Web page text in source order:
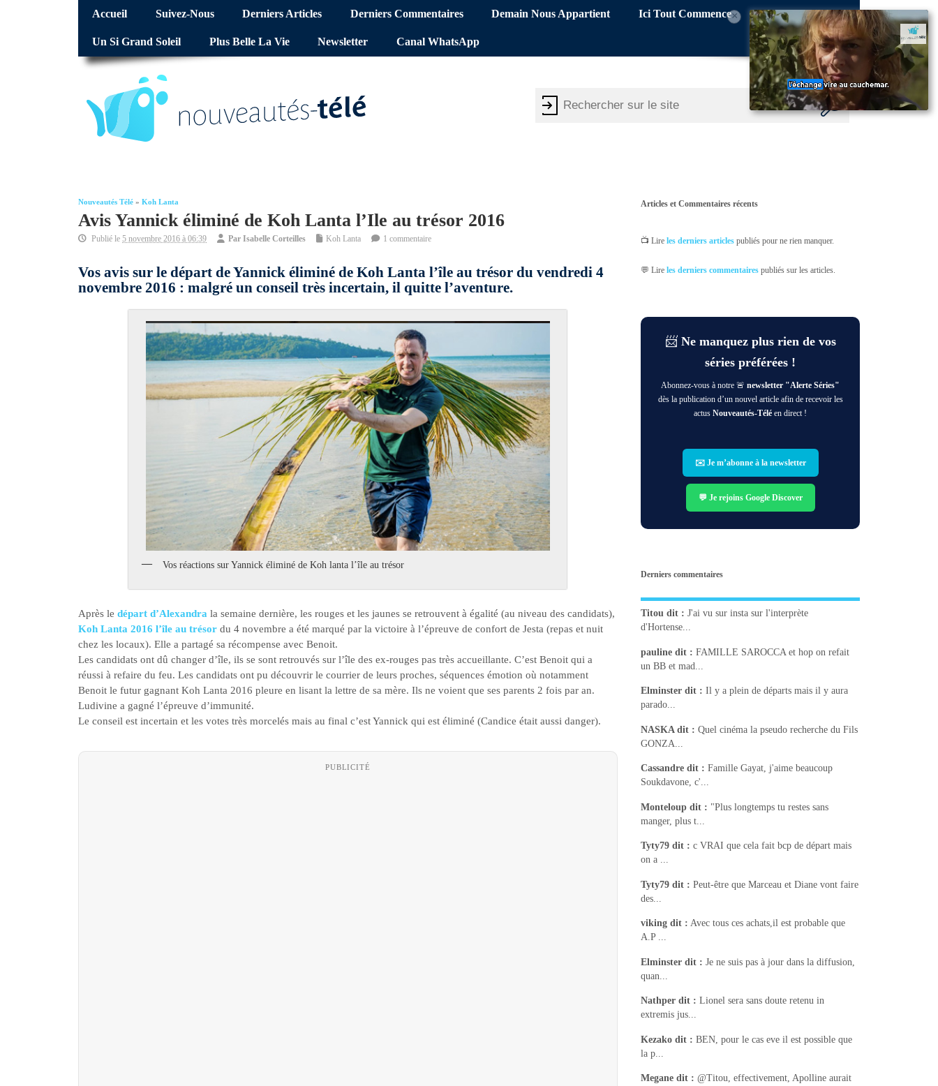
Accueil Suivez-Nous Derniers Articles Derniers Commentaires Demain Nous Appartient Ici Tout Commence
Un Si Grand Soleil Plus Belle La Vie Newsletter Canal WhatsApp
Nouveautés Télé » Koh Lanta
Avis Yannick éliminé de Koh Lanta l’Ile au trésor 2016
Publié le 5 novembre 2016 à 06:39 Par Isabelle Corteilles Koh Lanta 1 commentaire
Vos avis sur le départ de Yannick éliminé de Koh Lanta l’île au trésor du vendredi 4
novembre 2016 : malgré un conseil très incertain, il quitte l’aventure.
Vos réactions sur Yannick éliminé de Koh lanta l’île au trésor
Après le départ d’Alexandra la semaine dernière, les rouges et les jaunes se retrouvent à égalité (au niveau des candidats),
Koh Lanta 2016 l’île au trésor du 4 novembre a été marqué par la victoire à l’épreuve de confort de Jesta (repas et nuit
chez les locaux). Elle a partagé sa récompense avec Benoit.
Les candidats ont dû changer d’île, ils se sont retrouvés sur l’île des ex-rouges pas très accueillante. C’est Benoit qui a
réussi à refaire du feu. Les candidats ont pu découvrir le courrier de leurs proches, séquences émotion où notamment
Benoit le futur gagnant Koh Lanta 2016 pleure en lisant la lettre de sa mère. Ils ne voient que ses parents 2 fois par an.
Ludivine a gagné l’épreuve d’immunité.
Le conseil est incertain et les votes très morcelés mais au final c’est Yannick qui est éliminé (Candice était aussi danger).
PUBLICITÉ
×
Articles et Commentaires récents
📺 Lireles derniers articles publiés pour ne rien manquer.
💬 Lireles derniers commentaires publiés sur les articles.
📨 Ne manquez plus rien de vos
séries préférées !
Abonnez-vous à notre 🚨newsletter "Alerte Séries"
dès la publication d’un nouvel article afin de recevoir les
actusNouveautés-Télé en direct !
✉️ Je m’abonne à la newsletter
💬 Je rejoins Google Discover
Derniers commentaires
Titou dit : J'ai vu sur insta sur l'interprète
d'Hortense...
pauline dit : FAMILLE SAROCCA et hop on refait
un BB et mad...
Elminster dit : Il y a plein de départs mais il y aura
parado...
NASKA dit : Quel cinéma la pseudo recherche du Fils
GONZA...
Cassandre dit : Famille Gayat, j'aime beaucoup
Soukdavone, c'...
Monteloup dit : "Plus longtemps tu restes sans
manger, plus t...
Tyty79 dit : c VRAI que cela fait bcp de départ mais
on a ...
Tyty79 dit : Peut-être que Marceau et Diane vont faire
des...
viking dit : Avec tous ces achats,il est probable que
A.P ...
Elminster dit : Je ne suis pas à jour dans la diffusion,
quan...
Nathper dit : Lionel sera sans doute retenu in
extremis jus...
Kezako dit : BEN, pour le cas eve il est possible que
la p...
Megane dit : @Titou, effectivement, Apolline aurait